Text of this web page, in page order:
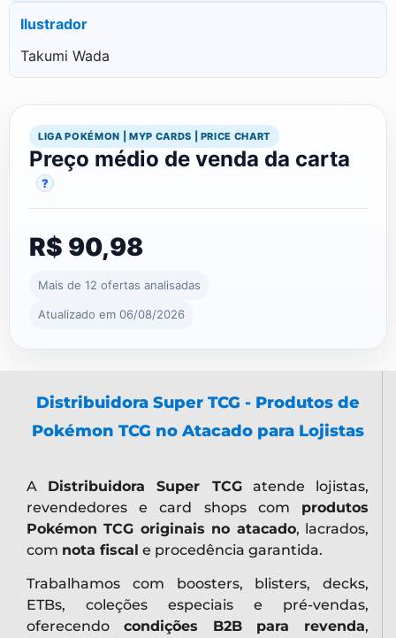
Ilustrador
Takumi Wada
LIGA POKÉMON | MYP CARDS | PRICE CHART
Preço médio de venda da carta
?
R$ 90,98
Mais de 12 ofertas analisadas
Atualizado em 06/08/2026
Distribuidora Super TCG - Produtos de
Pokémon TCG no Atacado para Lojistas
A Distribuidora Super TCGatende lojistas,
revendedores e card shops com produtos
Pokémon TCG originais no atacado, lacrados,
com nota fiscal e procedência garantida.
Trabalhamos com boosters, blisters, decks,
ETBs, coleções especiais e pré-vendas,
oferecendo condições B2B para revenda,